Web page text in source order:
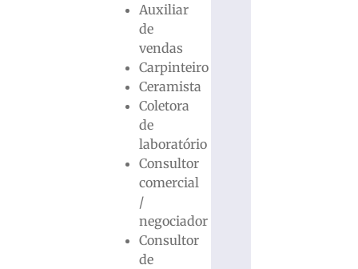
Auxiliar
de
vendas
Carpinteiro
Ceramista
Coletora
de
laboratório
Consultor
comercial
/
negociador
Consultor
de